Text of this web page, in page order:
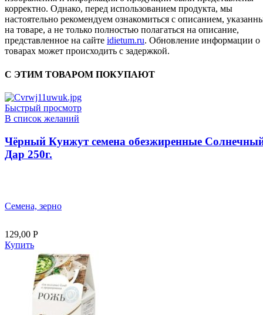
корректно. Однако, перед использованием продукта, мы
настоятельно рекомендуем ознакомиться с описанием,
на товаре, а не только полностью полагаться на описание,
представленное на сайте idietum.ru. Обновление информации о
товарах может происходить с задержкой.
С ЭТИМ ТОВАРОМ ПОКУПАЮТ
Быстрый просмотр
В список желаний
Чёрный Кунжут семена обезжиренные
Дар 250г.
Семена, зерно
129,00 Р
Купить